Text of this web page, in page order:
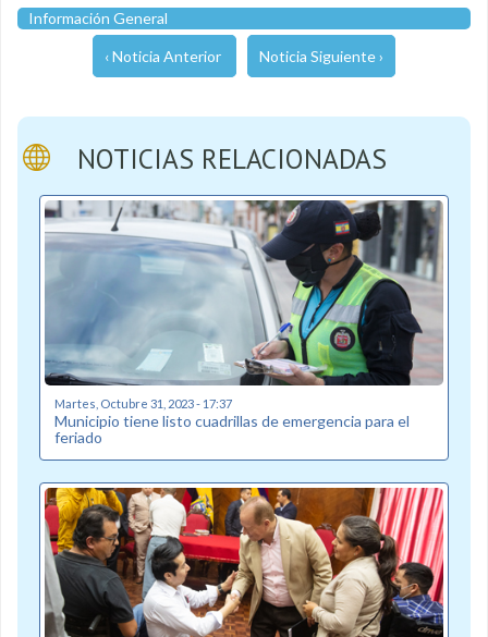
Información General
‹ Noticia Anterior Noticia Siguiente ›
NOTICIAS RELACIONADAS
Martes, Octubre 31, 2023 - 17:37
Municipio tiene listo cuadrillas de emergencia para el
feriado